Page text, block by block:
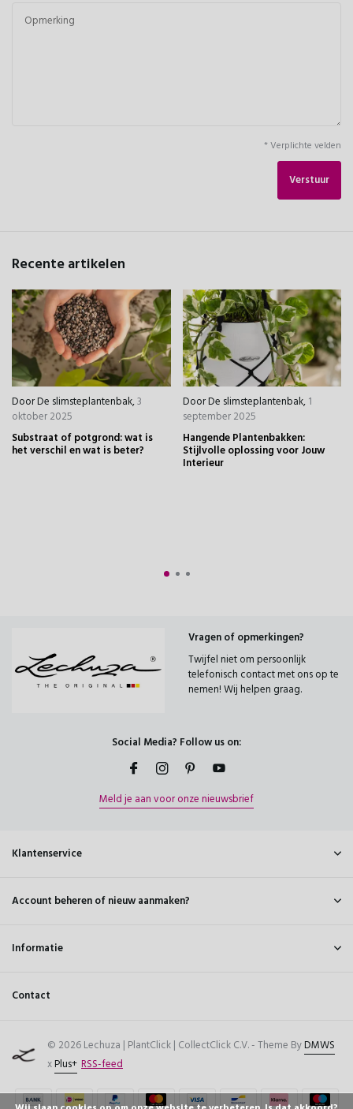
* Verplichte velden
Verstuur
Recente artikelen
DoorDe slimsteplantenbak,3
oktober 2025
Substraat of potgrond: wat is
het verschil en wat is beter?
DoorDe slimsteplantenbak,1
september 2025
Hangende Plantenbakken:
Stijlvolle oplossing voor Jouw
Interieur
Vragen of opmerkingen?
Twijfel niet om persoonlijk
telefonisch contact met ons op te
nemen! Wij helpen graag.
Social Media? Follow us on:
Meld je aan voor onze nieuwsbrief
Klantenservice
Account beheren of nieuw aanmaken?
Informatie
Contact
© 2026 Lechuza | PlantClick | CollectClick C.V. - Theme ByDMWS
xPlus+ RSS-feed